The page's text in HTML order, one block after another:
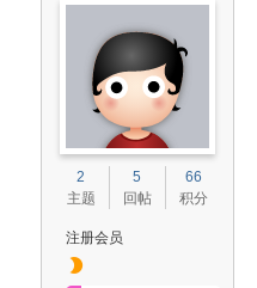
2
主题
5
回帖
66
积分
注册会员